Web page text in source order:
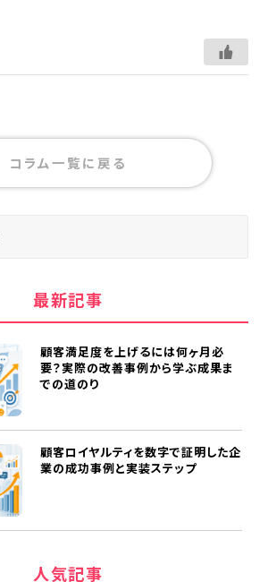
コラム一覧に戻る
最新記事
顧客満足度を上げるには何ヶ月必
要？実際の改善事例から学ぶ成果ま
での道のり
顧客ロイヤルティを数字で証明した企
業の成功事例と実装ステップ
人気記事